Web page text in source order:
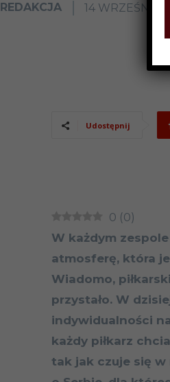
REDAKCJA 14 WRZEŚNIA
Udostępnij
0 (0)
W każdym
atmosferę, która
Wiadomo,
przystało. W
indywidualności
każdy piłkarz
tak jak czuje się w